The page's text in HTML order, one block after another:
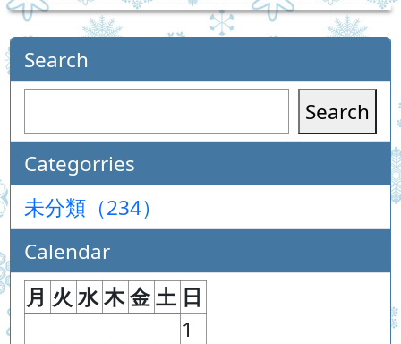
Search
Search
Categorries
未分類（234）
Calendar
月 火 水木金 土 日
1